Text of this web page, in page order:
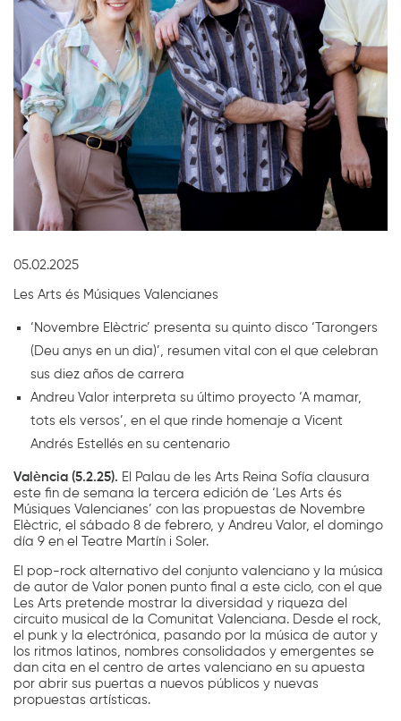
05.02.2025
Les Arts és Músiques Valencianes
‘Novembre Elèctric’ presenta su quinto disco ‘Tarongers
(Deu anys en un dia)’, resumen vital con el que celebran
sus diez años de carrera
Andreu Valor interpreta su último proyecto ‘A mamar,
tots els versos’, en el que rinde homenaje a Vicent
Andrés Estellés en su centenario
València (5.2.25). El Palau de les Arts Reina Sofía clausura
este fin de semana la tercera edición de ‘Les Arts és
Músiques Valencianes’ con las propuestas de Novembre
Elèctric, el sábado 8 de febrero, y Andreu Valor, el domingo
día 9 en el Teatre Martín i Soler.
El pop-rock alternativo del conjunto valenciano y la música
de autor de Valor ponen punto final a este ciclo, con el que
Les Arts pretende mostrar la diversidad y riqueza del
circuito musical de la Comunitat Valenciana. Desde el rock,
el punk y la electrónica, pasando por la música de autor y
los ritmos latinos, nombres consolidados y emergentes se
dan cita en el centro de artes valenciano en su apuesta
por abrir sus puertas a nuevos públicos y nuevas
propuestas artísticas.